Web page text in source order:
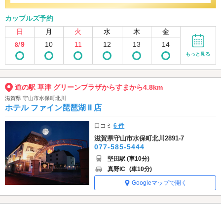
カップルズ予約
日
月 火 水 木 金
8/9 10 11 12 13 14
もっと見る
道の駅 草津 グリーンプラザからすまから4.8km
滋賀県 守山市水保町北川
ホテル ファイン琵琶湖 II 店
口コミ6 件
滋賀県守山市水保町北川2891-7
077-585-5444
堅田駅 (車10分)
真野IC (車10分)
Googleマップで開く